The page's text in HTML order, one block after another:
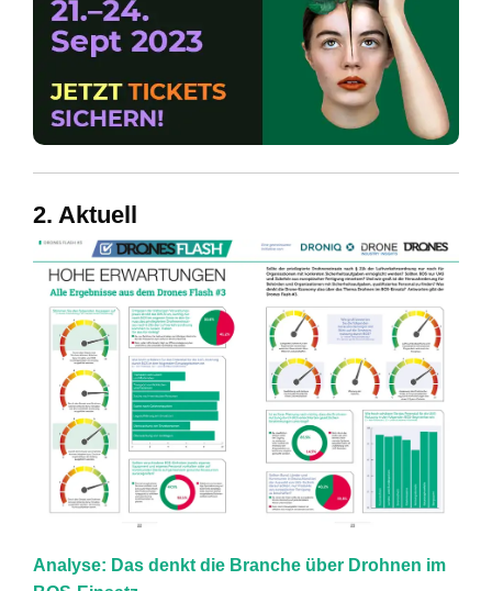
2. Aktuell
Analyse: Das denkt die Branche über Drohnen im